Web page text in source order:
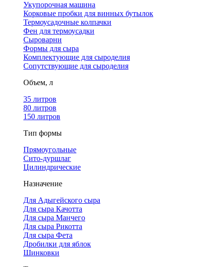
Укупорочная машина
Корковые пробки для винных бутылок
Термоусадочные колпачки
Фен для термоусадки
Сыроварни
Формы для сыра
Комплектующие для сыроделия
Сопутствующие для сыроделия
Объем, л
35 литров
80 литров
150 литров
Тип формы
Прямоугольные
Сито-дуршлаг
Цилиндрические
Назначение
Для Адыгейского сыра
Для сыра Качотта
Для сыра Манчего
Для сыра Рикотта
Для сыра Фета
Дробилки для яблок
Шинковки